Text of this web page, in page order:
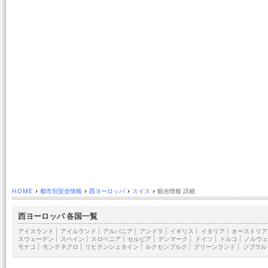
HOME › 都市別安全情報 › 西ヨーロッパ › スイス › 観光情報 詳細
西ヨーロッパ 各国一覧
アイスランド アイルランド アルバニア アンドラ イギリス イタリア オーストリア
スウェーデン
スペイン スロベニア セルビア デンマーク ドイツ トルコ
ノルウ
モナコ
モンテネグロ リヒテンシュタイン ルクセンブルク グリーンランド ジブラル